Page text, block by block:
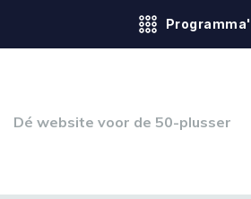
Dé website voor de 50-plusser